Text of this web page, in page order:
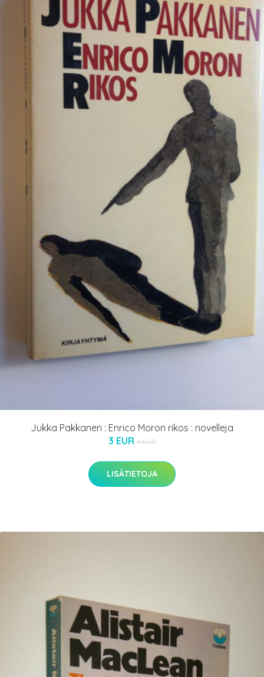
Jukka Pakkanen : Enrico Moron rikos : novelleja
3 EUR 4 EUR
LISÄTIETOJA